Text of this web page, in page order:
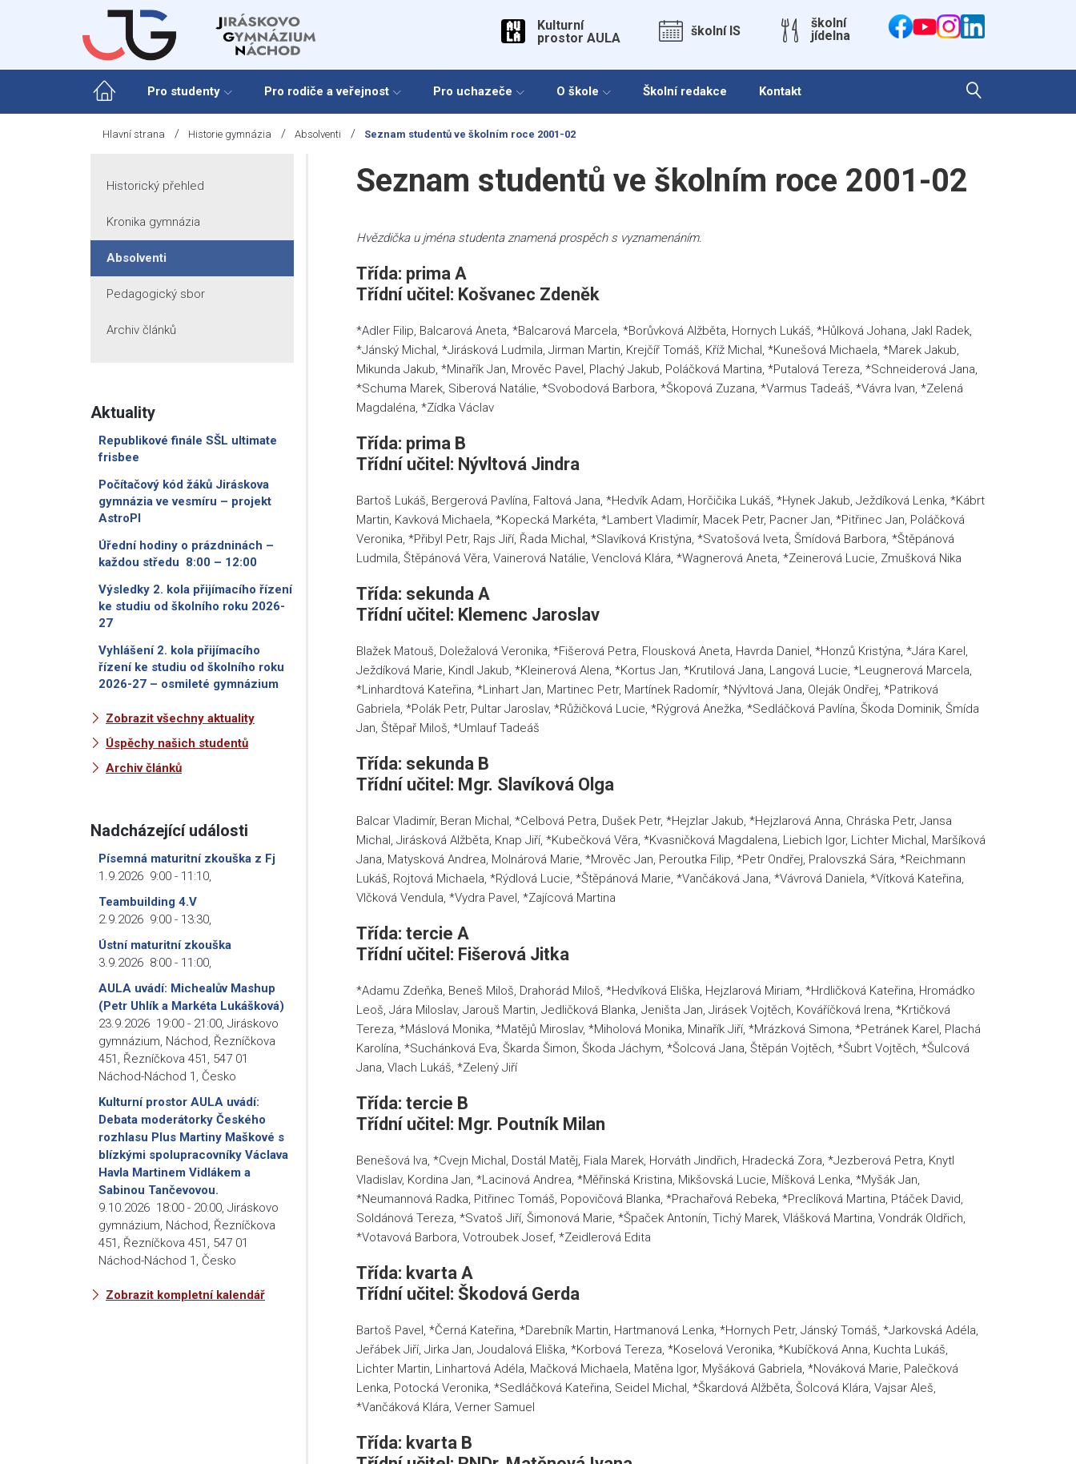
Kulturní
prostor AULA
školní IS
školní
jídelna
Pro studenty Pro rodiče a veřejnost Pro uchazeče O škole Školní redakce Kontakt
Hlavní strana / Historie gymnázia / Absolventi / Seznam studentů ve školním roce 2001-02
Seznam studentů ve školním roce 2001-02
Hvězdička u jména studenta znamená prospěch s vyznamenáním.
Třída: prima A
Třídní učitel: Košvanec Zdeněk
*Adler Filip, Balcarová Aneta, *Balcarová Marcela, *Borůvková Alžběta, Hornych Lukáš, *Hůlková Johana, Jakl Radek,
*Jánský Michal, *Jirásková Ludmila, Jirman Martin, Krejčíř Tomáš, Kříž Michal, *Kunešová Michaela, *Marek Jakub,
Mikunda Jakub, *Minařík Jan, Mrověc Pavel, Plachý Jakub, Poláčková Martina, *Putalová Tereza, *Schneiderová Jana,
*Schuma Marek, Siberová Natálie, *Svobodová Barbora, *Škopová Zuzana, *Varmus Tadeáš, *Vávra Ivan, *Zelená
Magdaléna, *Zídka Václav
Třída: prima B
Třídní učitel: Nývltová Jindra
Bartoš Lukáš, Bergerová Pavlína, Faltová Jana, *Hedvík Adam, Horčičika Lukáš, *Hynek Jakub, Ježdíková Lenka, *Kábrt
Martin, Kavková Michaela, *Kopecká Markéta, *Lambert Vladimír, Macek Petr, Pacner Jan, *Pitřinec Jan, Poláčková
Veronika, *Přibyl Petr, Rajs Jiří, Řada Michal, *Slavíková Kristýna, *Svatošová Iveta, Šmídová Barbora, *Štěpánová
Ludmila, Štěpánová Věra, Vainerová Natálie, Venclová Klára, *Wagnerová Aneta, *Zeinerová Lucie, Zmušková Nika
Třída: sekunda A
Třídní učitel: Klemenc Jaroslav
Blažek Matouš, Doležalová Veronika, *Fišerová Petra, Flousková Aneta, Havrda Daniel, *Honzů Kristýna, *Jára Karel,
Ježdíková Marie, Kindl Jakub, *Kleinerová Alena, *Kortus Jan, *Krutilová Jana, Langová Lucie, *Leugnerová Marcela,
*Linhardtová Kateřina, *Linhart Jan, Martinec Petr, Martínek Radomír, *Nývltová Jana, Oleják Ondřej, *Patriková
Gabriela, *Polák Petr, Pultar Jaroslav, *Růžičková Lucie, *Rýgrová Anežka, *Sedláčková Pavlína, Škoda Dominik, Šmída
Jan, Štěpař Miloš, *Umlauf Tadeáš
Třída: sekunda B
Třídní učitel: Mgr. Slavíková Olga
Balcar Vladimír, Beran Michal, *Celbová Petra, Dušek Petr, *Hejzlar Jakub, *Hejzlarová Anna, Chráska Petr, Jansa
Michal, Jirásková Alžběta, Knap Jiří, *Kubečková Věra, *Kvasničková Magdalena, Liebich Igor, Lichter Michal, Maršíková
Jana, Matysková Andrea, Molnárová Marie, *Mrověc Jan, Peroutka Filip, *Petr Ondřej, Pralovszká Sára, *Reichmann
Lukáš, Rojtová Michaela, *Rýdlová Lucie, *Štěpánová Marie, *Vančáková Jana, *Vávrová Daniela, *Vítková Kateřina,
Vlčková Vendula, *Vydra Pavel, *Zajícová Martina
Třída: tercie A
Třídní učitel: Fišerová Jitka
*Adamu Zdeňka, Beneš Miloš, Drahorád Miloš, *Hedvíková Eliška, Hejzlarová Miriam, *Hrdličková Kateřina, Hromádko
Leoš, Jára Miloslav, Jarouš Martin, Jedličková Blanka, Jeništa Jan, Jirásek Vojtěch, Kováříčková Irena, *Krtičková
Tereza, *Máslová Monika, *Matějů Miroslav, *Miholová Monika, Minařík Jiří, *Mrázková Simona, *Petránek Karel, Plachá
Karolína, *Suchánková Eva, Škarda Šimon, Škoda Jáchym, *Šolcová Jana, Štěpán Vojtěch, *Šubrt Vojtěch, *Šulcová
Jana, Vlach Lukáš, *Zelený Jiří
Třída: tercie B
Třídní učitel: Mgr. Poutník Milan
Benešová Iva, *Cvejn Michal, Dostál Matěj, Fiala Marek, Horváth Jindřich, Hradecká Zora, *Jezberová Petra, Knytl
Vladislav, Kordina Jan, *Lacinová Andrea, *Měřinská Kristina, Mikšovská Lucie, Míšková Lenka, *Myšák Jan,
*Neumannová Radka, Pitřinec Tomáš, Popovičová Blanka, *Prachařová Rebeka, *Preclíková Martina, Ptáček David,
Soldánová Tereza, *Svatoš Jiří, Šimonová Marie, *Špaček Antonín, Tichý Marek, Vlášková Martina, Vondrák Oldřich,
*Votavová Barbora, Votroubek Josef, *Zeidlerová Edita
Třída: kvarta A
Třídní učitel: Škodová Gerda
Bartoš Pavel, *Černá Kateřina, *Darebník Martin, Hartmanová Lenka, *Hornych Petr, Jánský Tomáš, *Jarkovská Adéla,
Jeřábek Jiří, Jirka Jan, Joudalová Eliška, *Korbová Tereza, *Koselová Veronika, *Kubíčková Anna, Kuchta Lukáš,
Lichter Martin, Linhartová Adéla, Mačková Michaela, Matěna Igor, Myšáková Gabriela, *Nováková Marie, Palečková
Lenka, Potocká Veronika, *Sedláčková Kateřina, Seidel Michal, *Škardová Alžběta, Šolcová Klára, Vajsar Aleš,
*Vančáková Klára, Verner Samuel
Třída: kvarta B
Historický přehled
Kronika gymnázia
Absolventi
Pedagogický sbor
Archiv článků
Aktuality
Republikové finále SŠL ultimate
frisbee
Počítačový kód žáků Jiráskova
gymnázia ve vesmíru – projekt
AstroPI
Úřední hodiny o prázdninách –
každou středu 8:00 – 12:00
Výsledky 2. kola přijímacího řízení
ke studiu od školního roku 2026-
27
Vyhlášení 2. kola přijímacího
řízení ke studiu od školního roku
2026-27 – osmileté gymnázium
Zobrazit všechny aktuality
Úspěchy našich studentů
Archiv článků
Nadcházející události
Písemná maturitní zkouška z Fj
1.9.2026 9:00 - 11:10
Teambuilding 4.V
2.9.2026 9:00 - 13:30
Ústní maturitní zkouška
3.9.2026 8:00 - 11:00
AULA uvádí: Michealův Mashup
(Petr Uhlík a Markéta Lukášková)
23.9.2026 19:00 - 21:00 Jiráskovo
gymnázium, Náchod, Řezníčkova
451, Řezníčkova 451, 547 01
Náchod-Náchod 1, Česko
Kulturní prostor AULA uvádí:
Debata moderátorky Českého
rozhlasu Plus Martiny Maškové s
blízkými spolupracovníky Václava
Havla Martinem Vidlákem a
Sabinou Tančevovou.
9.10.2026 18:00 - 20:00 Jiráskovo
gymnázium, Náchod, Řezníčkova
451, Řezníčkova 451, 547 01
Náchod-Náchod 1, Česko
Zobrazit kompletní kalendář